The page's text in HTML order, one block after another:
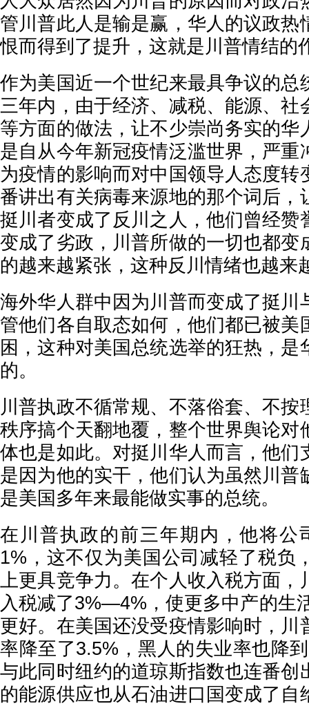
管川普此人是输是赢，华人的议政热
恨而得到了提升，这就是川普情结的
作为美国近一个世纪来最具争议的总
三年内，由于经济、减税、能源、社
等方面的做法，让不少崇尚务实的华
是自从今年新冠疫情泛滥世界，严重
为疫情的影响而对中国领导人态度转
番讲出有关病毒来源地的那个词后，
挺川者变成了反川之人，他们曾经赞
变成了劣政，川普所做的一切也都变
的越来越紧张，这种反川情绪也越来
海外华人群中因为川普而变成了挺川
管他们各自取态如何，他们都已被美
困，这种对美国总统选举的狂热，是
的。
川普执政不循常规、不落俗套、不按
秩序搞个天翻地覆，整个世界舆论对
体也是如此。对挺川华人而言，他们
是因为他的实干，他们认为虽然川普
是美国多年来最能做实事的总统。
在川普执政的前三年期内，他将公
1%，这不仅为美国公司减轻了税负
上更具竞争力。在个人收入税方面，
入税减了3%—4%，使更多中产的生
更好。在美国还没受疫情影响时，川
率降至了3.5%，黑人的失业率也降
与此同时纽约的道琼斯指数也连番创
的能源供应也从石油进口国变成了自